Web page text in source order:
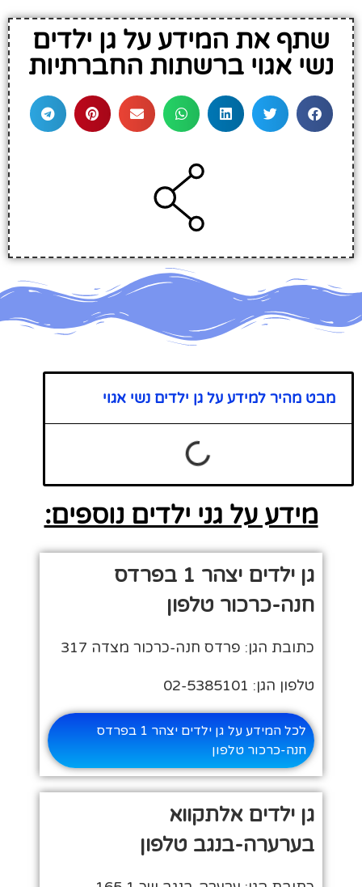
שתף את המידע על גן ילדים
נשי אגוי ברשתות החברתיות
מבט מהיר למידע על גן ילדים נשי אגוי
מידע על גני ילדים נוספים:
גן ילדים יצהר 1 בפרדס
חנה-כרכור טלפון
כתובת הגן: פרדס חנה-כרכור מצדה 317
טלפון הגן: 02-5385101
לכל המידע על גן ילדים יצהר 1 בפרדס
חנה-כרכור טלפון
גן ילדים אלתקווא
בערערה-בנגב טלפון